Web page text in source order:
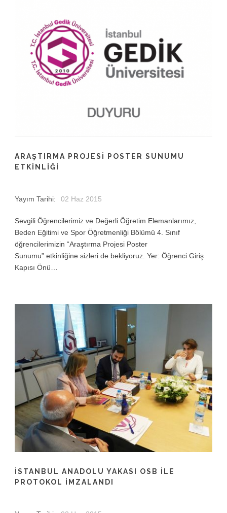
ARAŞTIRMA PROJESI POSTER SUNUMU
ETKINLIĞI
Yayım Tarihi: 02 Haz 2015
Sevgili Öğrencilerimiz ve Değerli Öğretim Elemanlarımız,
Beden Eğitimi ve Spor Öğretmenliği Bölümü 4. Sınıf
öğrencilerimizin “Araştırma Projesi Poster
Sunumu” etkinliğine sizleri de bekliyoruz. Yer: Öğrenci Giriş
Kapısı Önü…
İSTANBUL ANADOLU YAKASI OSB ILE
PROTOKOL İMZALANDI